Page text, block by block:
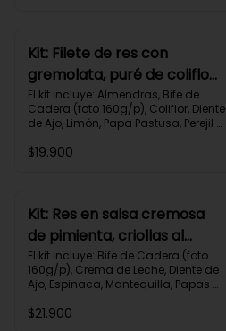
Proteínas 29g
Kit: Filete de res con
gremolata, puré de coliflor
y cherrys-71
El kit incluye: Almendras, Bife de
Cadera (foto 160g/p), Coliflor, Diente
de Ajo, Limón, Papa Pastusa, Perejil
Cherry, Receta Impresa.
$19.900
Kit: Res en salsa cremosa
de pimienta, criollas al
romero y verduras-105
El kit incluye: Bife de Cadera (foto
160g/p), Crema de Leche, Diente de
Ajo, Espinaca, Mantequilla, Papas
Fresco, Zanahoria, Receta Impresa.
$21.900